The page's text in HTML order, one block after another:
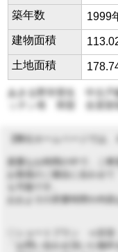
築年数
1999
建物面積
土地面積
あきる野市菅生 中古
ッチン有 和室 全居室
貴重なお時間の中で、ご
お客様のご都合に合わせ
おおよその所要時間や内
「お問い合わせ頂いた物